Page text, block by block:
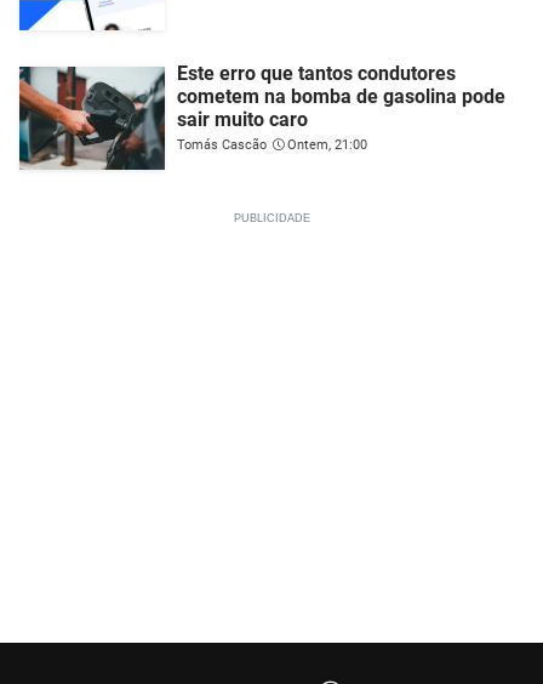
Este erro que tantos condutores
cometem na bomba de gasolina pode
sair muito caro
Tomás Cascão Ontem, 21:00